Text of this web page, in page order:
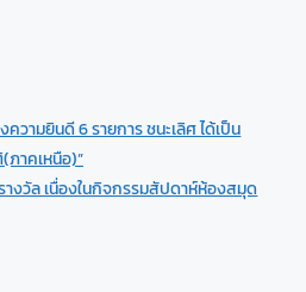
วามยินดี 6 รายการ ชนะเลิศ ได้เป็น
าคเหนือ)”
งวัล เนื่องในกิจกรรมสัปดาห์ห้องสมุด